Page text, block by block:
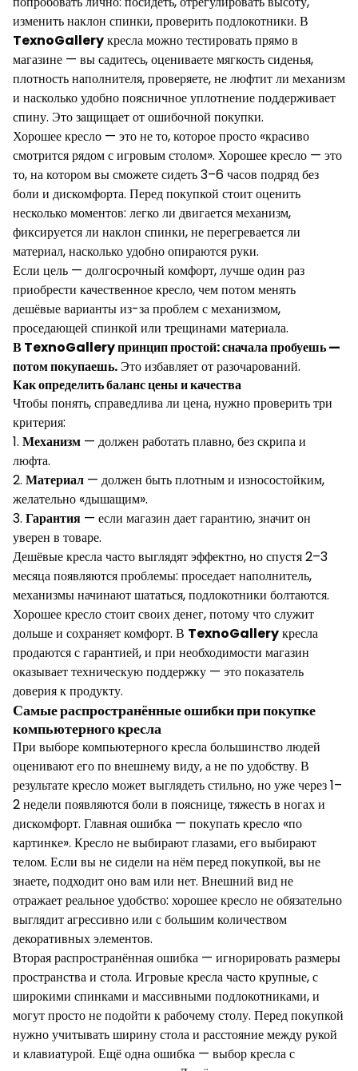
изменить наклон спинки, проверить подлокотники. В
TexnoGalleryкресла можно тестировать прямо в
магазине — вы садитесь, оцениваете мягкость сиденья,
плотность наполнителя, проверяете, не люфтит ли механизм
и насколько удобно поясничное уплотнение поддерживает
спину. Это защищает от ошибочной покупки.
Хорошее кресло — это не то, которое просто «красиво
смотрится рядом с игровым столом». Хорошее кресло — это
то, на котором вы сможете сидеть 3–6 часов подряд без
боли и дискомфорта. Перед покупкой стоит оценить
несколько моментов: легко ли двигается механизм,
фиксируется ли наклон спинки, не перегревается ли
материал, насколько удобно опираются руки.
Если цель — долгосрочный комфорт, лучше один раз
приобрести качественное кресло, чем потом менять
дешёвые варианты из-за проблем с механизмом,
проседающей спинкой или трещинами материала.
В TexnoGallery принцип простой: сначала пробуешь —
потом покупаешь.Это избавляет от разочарований.
Как определить баланс цены и качества
Чтобы понять, справедлива ли цена, нужно проверить три
критерия:
1. Механизм — должен работать плавно, без скрипа и
люфта.
2. Материал — должен быть плотным и износостойким,
желательно «дышащим».
3. Гарантия — если магазин дает гарантию, значит он
уверен в товаре.
Дешёвые кресла часто выглядят эффектно, но спустя 2–3
месяца появляются проблемы: проседает наполнитель,
механизмы начинают шататься, подлокотники болтаются.
Хорошее кресло стоит своих денег, потому что служит
дольше и сохраняет комфорт. В TexnoGalleryкресла
продаются с гарантией, и при необходимости магазин
оказывает техническую поддержку — это показатель
доверия к продукту.
Самые распространённые ошибки при покупке
компьютерного кресла
При выборе компьютерного кресла большинство людей
оценивают его по внешнему виду, а не по удобству. В
результате кресло может выглядеть стильно, но уже через 1–
2 недели появляются боли в пояснице, тяжесть в ногах и
дискомфорт. Главная ошибка — покупать кресло «по
картинке». Кресло не выбирают глазами, его выбирают
телом. Если вы не сидели на нём перед покупкой, вы не
знаете, подходит оно вам или нет. Внешний вид не
отражает реальное удобство: хорошее кресло не обязательно
выглядит агрессивно или с большим количеством
декоративных элементов.
Вторая распространённая ошибка — игнорировать размеры
пространства и стола. Игровые кресла часто крупные, с
широкими спинками и массивными подлокотниками, и
могут просто не подойти к рабочему столу. Перед покупкой
нужно учитывать ширину стола и расстояние между рукой
и клавиатурой. Ещё одна ошибка — выбор кресла с